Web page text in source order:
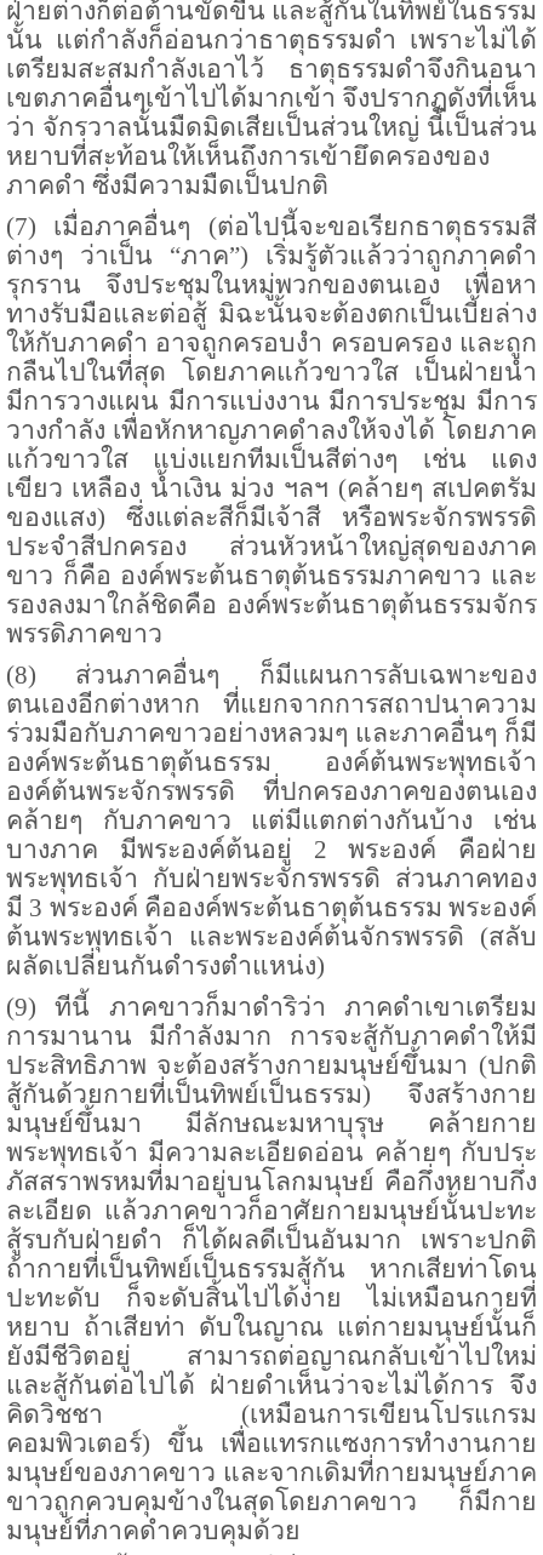
ฝ่ายต่างก็ต่อต้านขัดขืน และสู้กันในทิพย์ในธรรม
นั้น แต่กำลังก็อ่อนกว่าธาตุธรรมดำ เพราะไม่ได้
เตรียมสะสมกำลังเอาไว้ ธาตุธรรมดำจึงกินอนา
เขตภาคอื่นๆเข้าไปได้มากเข้า จึงปรากฏดังที่เห็น
ว่า จักรวาลนั้นมืดมิดเสียเป็นส่วนใหญ่ นี้เป็นส่วน
หยาบที่สะท้อนให้เห็นถึงการเข้ายึดครองของ
ภาคดำ ซึ่งมีความมืดเป็นปกติ
(7) เมื่อภาคอื่นๆ (ต่อไปนี้จะขอเรียกธาตุธรรมสี
ต่างๆ ว่าเป็น “ภาค”) เริ่มรู้ตัวแล้วว่าถูกภาคดำ
รุกราน จึงประชุมในหมู่พวกของตนเอง เพื่อหา
ทางรับมือและต่อสู้ มิฉะนั้นจะต้องตกเป็นเบี้ยล่าง
ให้กับภาคดำ อาจถูกครอบงำ ครอบครอง และถูก
กลืนไปในที่สุด โดยภาคแก้วขาวใส เป็นฝ่ายนำ
มีการวางแผน มีการแบ่งงาน มีการประชุม มีการ
วางกำลัง เพื่อหักหาญภาคดำลงให้จงได้ โดยภาค
แก้วขาวใส แบ่งแยกทีมเป็นสีต่างๆ เช่น แดง
เขียว เหลือง น้ำเงิน ม่วง ฯลฯ (คล้ายๆ สเปคตรัม
ของแสง) ซึ่งแต่ละสีก็มีเจ้าสี หรือพระจักรพรรดิ
ประจำสีปกครอง ส่วนหัวหน้าใหญ่สุดของภาค
ขาว ก็คือ องค์พระต้นธาตุต้นธรรมภาคขาว และ
รองลงมาใกล้ชิดคือ องค์พระต้นธาตุต้นธรรมจักร
พรรดิภาคขาว
(8) ส่วนภาคอื่นๆ ก็มีแผนการลับเฉพาะของ
ตนเองอีกต่างหาก ที่แยกจากการสถาปนาความ
ร่วมมือกับภาคขาวอย่างหลวมๆ และภาคอื่นๆ ก็มี
องค์พระต้นธาตุต้นธรรม องค์ต้นพระพุทธเจ้า
องค์ต้นพระจักรพรรดิ ที่ปกครองภาคของตนเอง
คล้ายๆ กับภาคขาว แต่มีแตกต่างกันบ้าง เช่น
บางภาค มีพระองค์ต้นอยู่ 2พระองค์ คือฝ่าย
พระพุทธเจ้า กับฝ่ายพระจักรพรรดิ ส่วนภาคทอง
มี 3 พระองค์ คือองค์พระต้นธาตุต้นธรรม พระองค์
ต้นพระพุทธเจ้า และพระองค์ต้นจักรพรรดิ (สลับ
ผลัดเปลี่ยนกันดำรงตำแหน่ง)
(9) ทีนี้ ภาคขาวก็มาดำริว่า ภาคดำเขาเตรียม
การมานาน มีกำลังมาก การจะสู้กับภาคดำให้มี
ประสิทธิภาพ จะต้องสร้างกายมนุษย์ขึ้นมา (ปกติ
สู้กันด้วยกายที่เป็นทิพย์เป็นธรรม) จึงสร้างกาย
มนุษย์ขึ้นมา มีลักษณะมหาบุรุษ คล้ายกาย
พระพุทธเจ้า มีความละเอียดอ่อน คล้ายๆ กับประ
ภัสสราพรหมที่มาอยู่บนโลกมนุษย์ คือกึ่งหยาบกึ่ง
ละเอียด แล้วภาคขาวก็อาศัยกายมนุษย์นั้นปะทะ
สู้รบกับฝ่ายดำ ก็ได้ผลดีเป็นอันมาก เพราะปกติ
ถ้ากายที่เป็นทิพย์เป็นธรรมสู้กัน หากเสียท่าโดน
ปะทะดับ ก็จะดับสิ้นไปได้ง่าย ไม่เหมือนกายที่
หยาบ ถ้าเสียท่า ดับในญาณ แต่กายมนุษย์นั้นก็
ยังมีชีวิตอยู่ สามารถต่อญาณกลับเข้าไปใหม่
และสู้กันต่อไปได้ ฝ่ายดำเห็นว่าจะไม่ได้การ จึง
คิดวิชชา (เหมือนการเขียนโปรแกรม
คอมพิวเตอร์) ขึ้น เพื่อแทรกแซงการทำงานกาย
มนุษย์ของภาคขาว และจากเดิมที่กายมนุษย์ภาค
ขาวถูกควบคุมข้างในสุดโดยภาคขาว ก็มีกาย
มนุษย์ที่ภาคดำควบคุมด้วย